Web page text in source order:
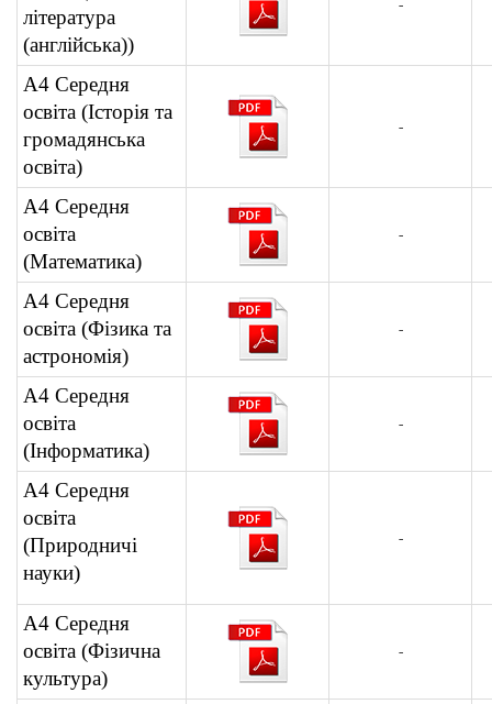
література
(англійська))
А4 Середня
освіта (Історія та
громадянська
освіта)
-
А4 Середня
освіта
(Математика)
-
А4 Середня
освіта (Фізика та
астрономія)
-
А4 Середня
освіта
(Інформатика)
-
А4 Середня
освіта
(Природничі
науки)
-
А4 Середня
освіта (Фізична
культура)
-